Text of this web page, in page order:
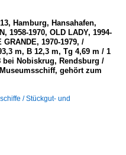
Hamburg, Hansahafen,
1958-1970, OLD LADY, 1994-
GRANDE, 1970-1979, /
m, B 12,3 m, Tg 4,69 m / 1
bei Nobiskrug, Rendsburg /
gehört zum
/ Stückgut- und